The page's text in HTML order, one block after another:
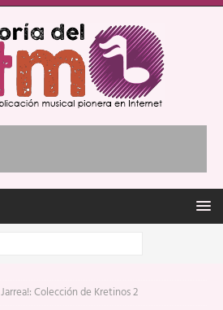
Jarrea!: Colección de Kretinos 2